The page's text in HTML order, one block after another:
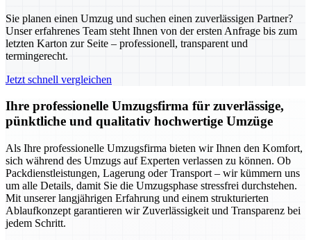
Sie planen einen Umzug und suchen einen zuverlässigen Partner?
Unser erfahrenes Team steht Ihnen von der ersten Anfrage bis zum
letzten Karton zur Seite – professionell, transparent und
termingerecht.
Jetzt schnell vergleichen
Ihre professionelle Umzugsfirma für zuverlässige,
pünktliche und qualitativ hochwertige Umzüge
Als Ihre professionelle Umzugsfirma bieten wir Ihnen den Komfort,
sich während des Umzugs auf Experten verlassen zu können. Ob
Packdienstleistungen, Lagerung oder Transport – wir kümmern uns
um alle Details, damit Sie die Umzugsphase stressfrei durchstehen.
Mit unserer langjährigen Erfahrung und einem strukturierten
Ablaufkonzept garantieren wir Zuverlässigkeit und Transparenz bei
jedem Schritt.